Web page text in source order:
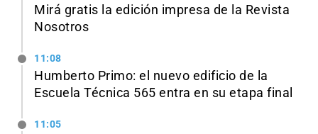
Mirá gratis la edición impresa de la Revista
Nosotros
11:08
Humberto Primo: el nuevo edificio de la
Escuela Técnica 565 entra en su etapa final
11:05